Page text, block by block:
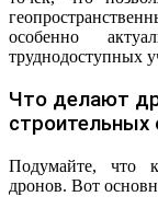
особенно
труднодоступных
Что делают
строительных
Подумайте, что
дронов. Вот